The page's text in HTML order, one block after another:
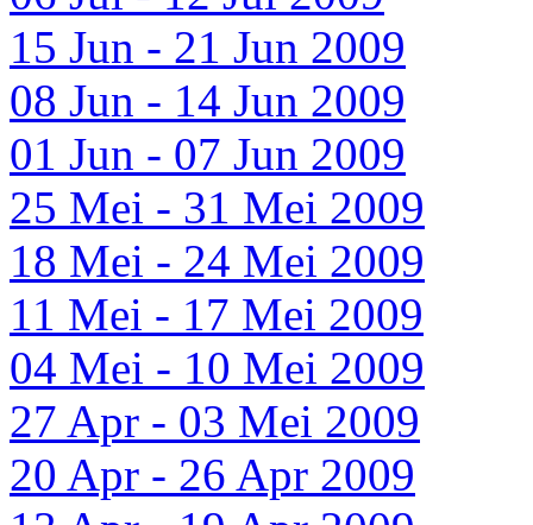
15 Jun - 21 Jun 2009
08 Jun - 14 Jun 2009
01 Jun - 07 Jun 2009
25 Mei - 31 Mei 2009
18 Mei - 24 Mei 2009
11 Mei - 17 Mei 2009
04 Mei - 10 Mei 2009
27 Apr - 03 Mei 2009
20 Apr - 26 Apr 2009